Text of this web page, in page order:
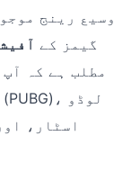
وسیع رینج
گیمز کے
مطلب ہے کہ
اسٹار،